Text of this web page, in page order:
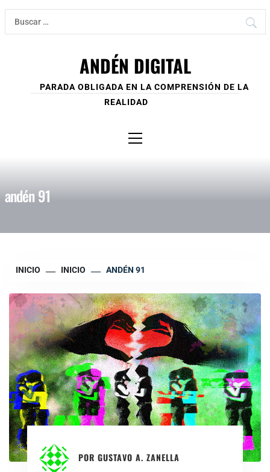
Ir
contenido
Buscar:
ANDÉN DIGITAL
PARADA OBLIGADA EN LA COMPRENSIÓN DE LA
REALIDAD
principal
andén 91
INICIO INICIO ANDÉN 91
POR GUSTAVO A. ZANELLA